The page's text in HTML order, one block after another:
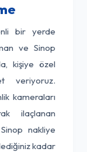
bir yerde
ve Sinop
kişiye özel
veriyoruz.
kameraları
ilaçlanan
nakliye
kadar